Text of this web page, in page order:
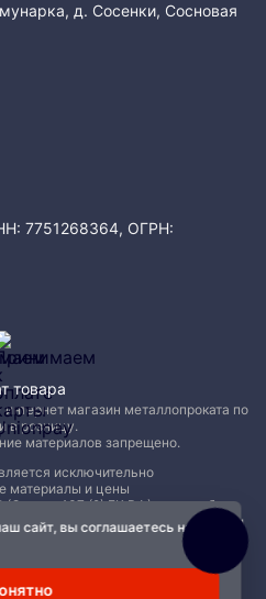
сайт, вы соглашаетесь на
д. Сосенки, Сосновая
7751268364, ОГРН:
магазин металлопроката по
в розницу.
материалов запрещено.
исключительно
материалы и цены
(Статья 437 (2) ГК РФ)и могут быть
наличия, характеристик и
в офисы продаж.
Пользовательское соглашение|
товара